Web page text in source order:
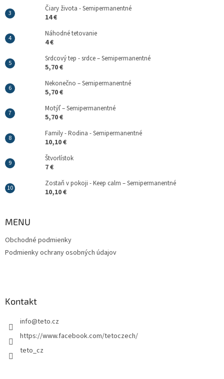
Čiary života - Semipermanentné
14 €
Náhodné tetovanie
4 €
Srdcový tep - srdce – Semipermanentné
5,70 €
Nekonečno – Semipermanentné
5,70 €
Motýľ – Semipermanentné
5,70 €
Family - Rodina - Semipermanentné
10,10 €
Štvorlístok
7 €
Zostaň v pokoji - Keep calm – Semipermanentné
10,10 €
MENU
Obchodné podmienky
Podmienky ochrany osobných údajov
Kontakt
info@teto.cz
https://www.facebook.com/tetoczech/
teto_cz